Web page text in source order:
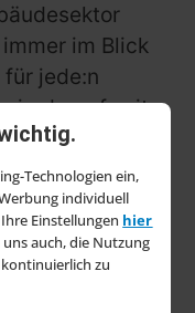
Technologien ein,
individuell
Einstellungen hier
auch, die Nutzung
zu
im Blick
jede:n
darauf, mit
Mission
Stop-Shop-
für Obi